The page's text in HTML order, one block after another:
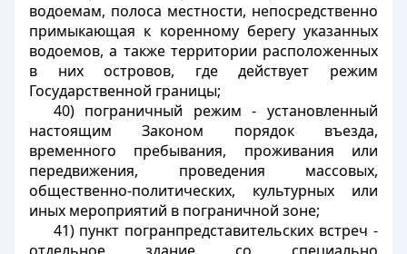
водоемам, полоса местности, непосредственно
примыкающая к коренному берегу указанных
водоемов, а также территории расположенных
в них островов, где действует режим
Государственной границы;
40) пограничный режим - установленный
настоящим Законом порядок въезда,
временного пребывания, проживания или
передвижения, проведения массовых,
общественно-политических, культурных или
иных мероприятий в пограничной зоне;
41) пункт погранпредставительских встреч -